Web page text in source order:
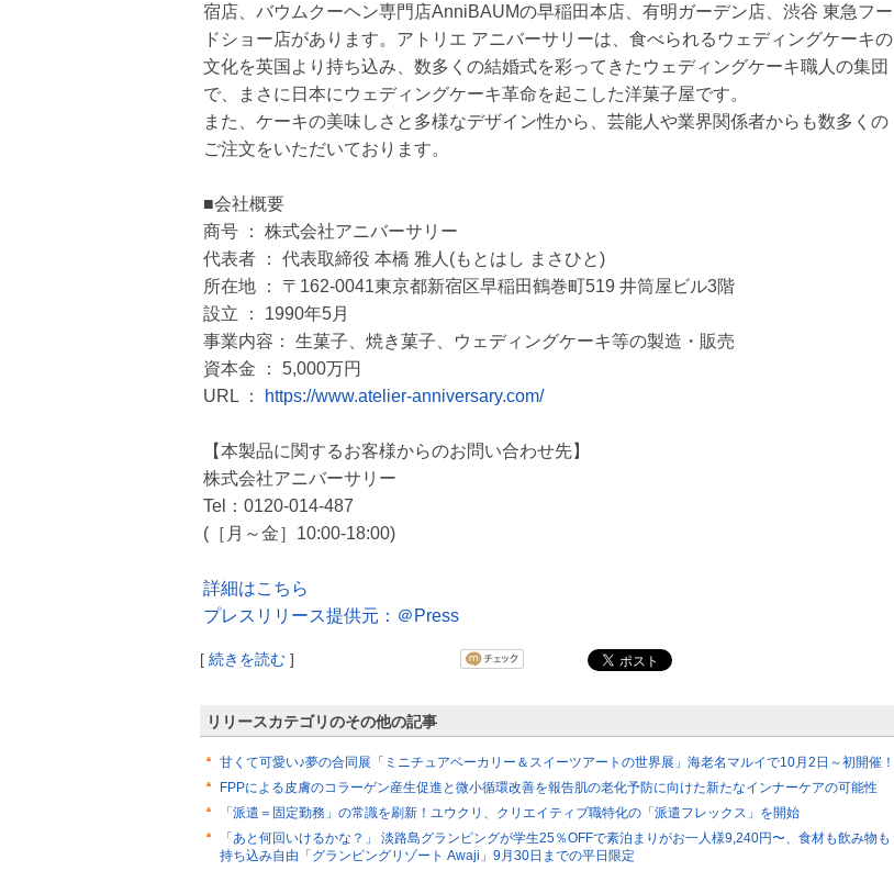
宿店、バウムクーヘン専門店AnniBAUMの早稲田本店、有明ガーデン店、渋谷 東急フー
ドショー店があります。アトリエ アニバーサリーは、食べられるウェディングケーキの
文化を英国より持ち込み、数多くの結婚式を彩ってきたウェディングケーキ職人の集団
で、まさに日本にウェディングケーキ革命を起こした洋菓子屋です。
また、ケーキの美味しさと多様なデザイン性から、芸能人や業界関係者からも数多くの
ご注文をいただいております。
■会社概要
商号 ： 株式会社アニバーサリー
代表者 ： 代表取締役 本橋 雅人(もとはし まさひと)
所在地 ： 〒162-0041東京都新宿区早稲田鶴巻町519 井筒屋ビル3階
設立 ： 1990年5月
事業内容： 生菓子、焼き菓子、ウェディングケーキ等の製造・販売
資本金 ： 5,000万円
URL ：
https://www.atelier-anniversary.com/
【本製品に関するお客様からのお問い合わせ先】
株式会社アニバーサリー
Tel：0120-014-487
(［月～金］10:00-18:00)
詳細はこちら
プレスリリース提供元：＠Press
[ 続きを読む ]
リリースカテゴリのその他の記事
甘くて可愛い♪夢の合同展「ミニチュアベーカリー＆スイーツアートの世界展」海老名マルイで10月2日～初開催！
FPPによる皮膚のコラーゲン産生促進と微小循環改善を報告肌の老化予防に向けた新たなインナーケアの可能性
「派遣＝固定勤務」の常識を刷新！ユウクリ、クリエイティブ職特化の「派遣フレックス」を開始
「あと何回いけるかな？」 淡路島グランピングが学生25％OFFで素泊まりがお一人様9,240円〜、食材も飲み物も
持ち込み自由「グランピングリゾート Awaji」9月30日までの平日限定